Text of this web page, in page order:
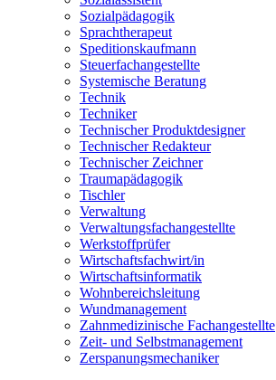
Sozialpädagogik
Sprachtherapeut
Speditionskaufmann
Steuerfachangestellte
Systemische Beratung
Technik
Techniker
Technischer Produktdesigner
Technischer Redakteur
Technischer Zeichner
Traumapädagogik
Tischler
Verwaltung
Verwaltungsfachangestellte
Werkstoffprüfer
Wirtschaftsfachwirt/in
Wirtschaftsinformatik
Wohnbereichsleitung
Wundmanagement
Zahnmedizinische Fachangestellte
Zeit- und Selbstmanagement
Zerspanungsmechaniker